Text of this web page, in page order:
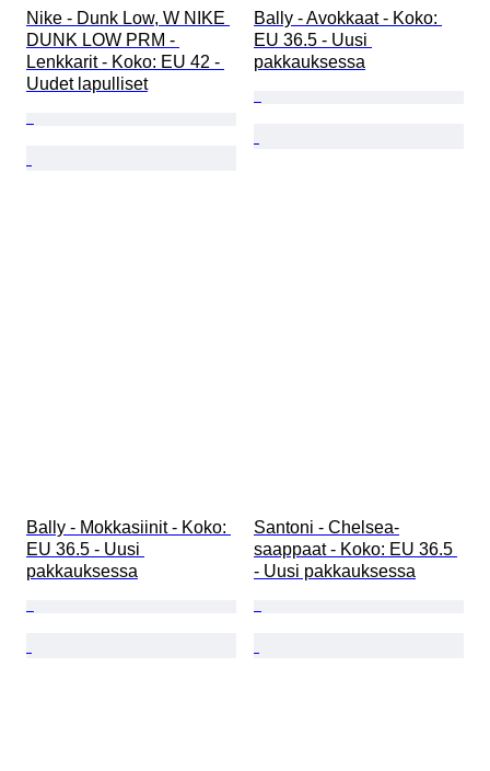
Nike - Dunk Low, W NIKE
DUNK LOW PRM -
Lenkkarit - Koko: EU 42 -
Uudet lapulliset
Bally - Avokkaat - Koko:
EU 36.5 - Uusi
pakkauksessa
Bally - Mokkasiinit - Koko:
EU 36.5 - Uusi
pakkauksessa
Santoni - Chelsea-
saappaat - Koko: EU 36.5
- Uusi pakkauksessa